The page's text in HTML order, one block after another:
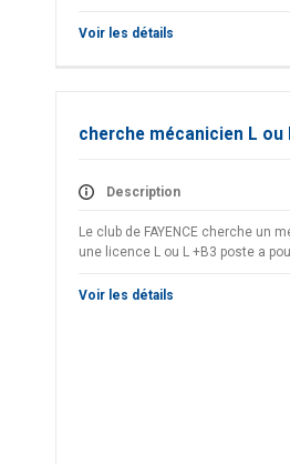
Voir les détails
cherche mécanicien L ou
Description
Le club de FAYENCE cherche un
une licence L ou L +B3 poste a
Voir les détails